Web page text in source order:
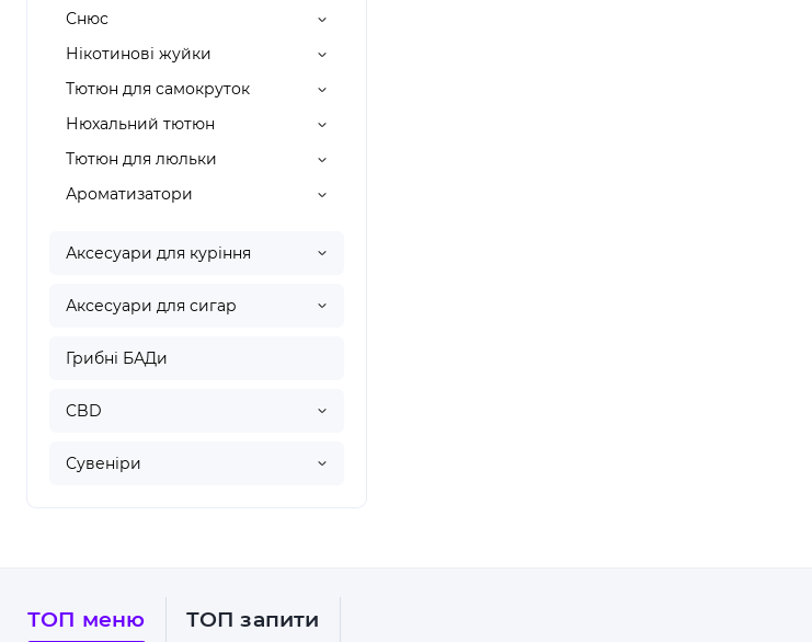
Снюс
Нікотинові жуйки
Тютюн для самокруток
Нюхальний тютюн
Тютюн для люльки
Ароматизатори
Аксесуари для куріння
Аксесуари для сигар
Грибні БАДи
CBD
Сувеніри
ТОП меню ТОП запити